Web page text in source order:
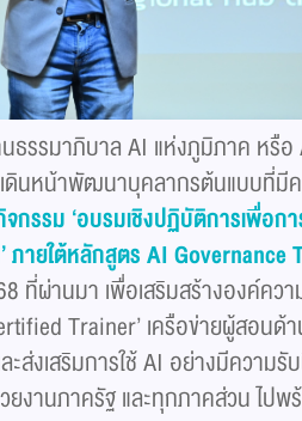
ธรรมาภิบาล AI แห่งภูมิภาค หรื
ดินหน้าพัฒนาบุคลากรต้นแบบที่มี
กรรม ‘อบรมเชิงปฏิบัติการเพื่อก
ภายใต้หลักสูตรAI Governance
ที่ผ่านมา เพื่อเสริมสร้างองค์คว
Trainer’ เครือข่ายผู้สอนด้
ส่งเสริมการใช้ AI อย่างมีความ
งานภาครัฐ และทุกภาคส่วน ไป